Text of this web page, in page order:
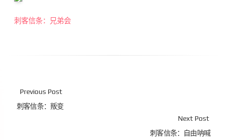
刺客信条：兄弟会
Previous Post
刺客信条：叛变
Next Post
刺客信条：自由呐喊